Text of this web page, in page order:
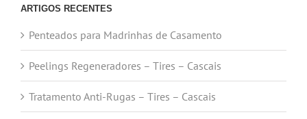
ARTIGOS RECENTES
Penteados para Madrinhas de Casamento
Peelings Regeneradores – Tires – Cascais
Tratamento Anti-Rugas – Tires – Cascais